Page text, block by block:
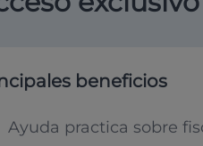
beneficios
Ayuda practica sobre